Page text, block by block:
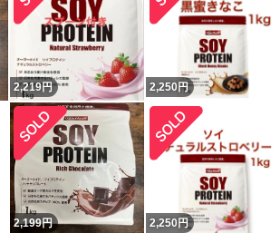
2,219円 2,250 円
2,199円 2,250 円